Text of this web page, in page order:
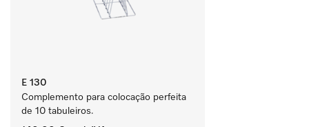
E 130
Complemento para colocação perfeita
de 10 tabuleiros.